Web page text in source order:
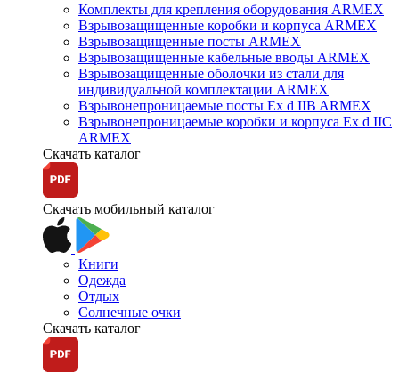
Комплекты для крепления оборудования ARMEX
Взрывозащищенные коробки и корпуса ARMEX
Взрывозащищенные посты ARMEX
Взрывозащищенные кабельные вводы ARMEX
Взрывозащищенные оболочки из стали для
индивидуальной комплектации ARMEX
Взрывонепроницаемые посты Ex d IIB ARMEX
Взрывонепроницаемые коробки и корпуса Ex d IIС
ARMEX
Скачать каталог
Скачать мобильный каталог
Книги
Одежда
Отдых
Солнечные очки
Скачать каталог